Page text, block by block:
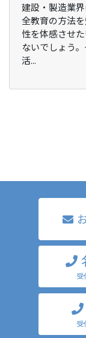
建設・製造業
全教育の方法
性を体感させ
ないでしょう
活...
受
受